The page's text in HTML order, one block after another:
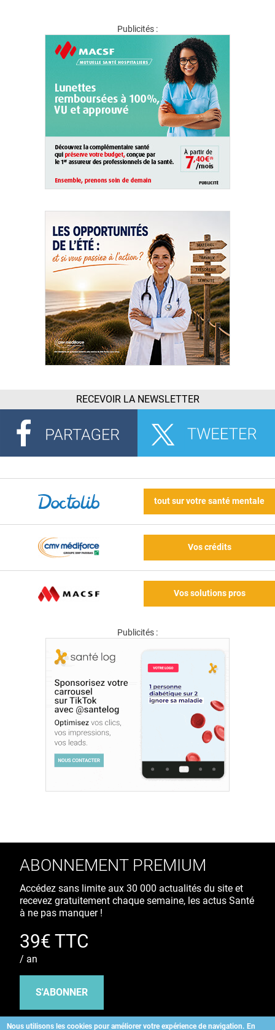
Publicités :
RECEVOIR LA NEWSLETTER
tout sur votre santé mentale
Vos crédits
Vos solutions pros
Publicités :
Nous utilisons les cookies pour améliorer votre expérience de navigation. En
ABONNEMENT PREMIUM
Accédez sans limite aux 30 000 actualités du site et
recevez gratuitement chaque semaine, les actus Santé
à ne pas manquer !
39€ TTC
/ an
S'ABONNER